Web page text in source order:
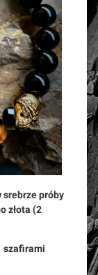
srebrze próby
złota (2
szafirami